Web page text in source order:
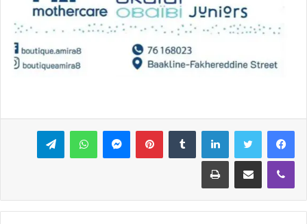
فيسبوك تويتر لينكدإن بينتيريستماسنجر واتساب تيلقرام
ڤايبر مشاركة عبر البريد طباعة